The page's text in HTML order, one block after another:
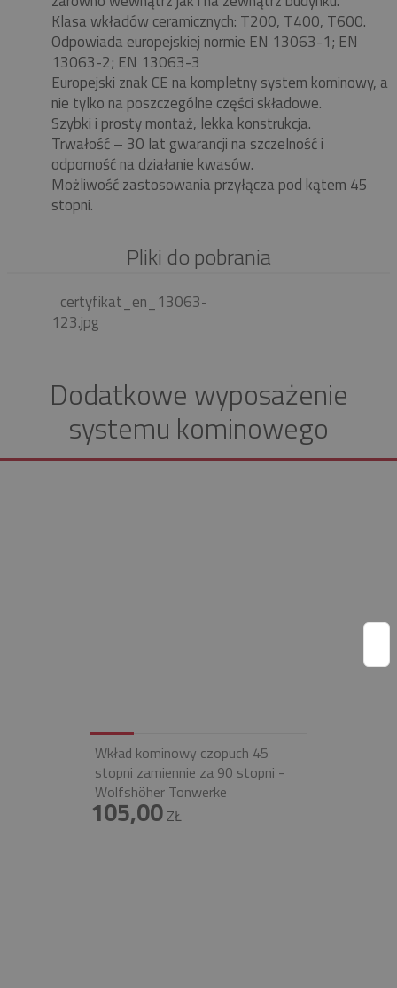
Klasa wkładów ceramicznych: T200, T400, T600.
Odpowiada europejskiej normie EN 13063-1; EN
13063-2; EN 13063-3
Europejski znak CE na kompletny system kominowy, a
nie tylko na poszczególne części składowe.
Szybki i prosty montaż, lekka konstrukcja.
Trwałość – 30 lat gwarancji na szczelność i
odporność na działanie kwasów.
Możliwość zastosowania przyłącza pod kątem 45
stopni.
Pliki do pobrania
certyfikat_en_13063-
123.jpg
Dodatkowe wyposażenie
systemu kominowego
Wkład kominowy czopuch 45
stopni zamiennie za 90 stopni -
Wolfshöher Tonwerke
105,00ZŁ